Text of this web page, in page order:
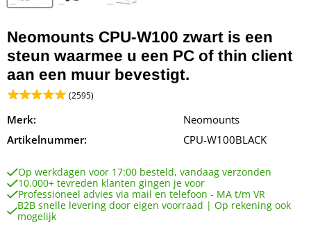
Neomounts CPU-W100 zwart is een
steun waarmee u een PC of thin client
aan een muur bevestigt.
(2595)
Merk:
Neomounts
Artikelnummer:
CPU-W100BLACK
Op werkdagen voor 17:00 besteld, vandaag verzonden
10.000+ tevreden klanten gingen je voor
Professioneel advies via mail en telefoon - MA t/m VR
B2B snelle levering door eigen voorraad | Op rekening ook
mogelijk